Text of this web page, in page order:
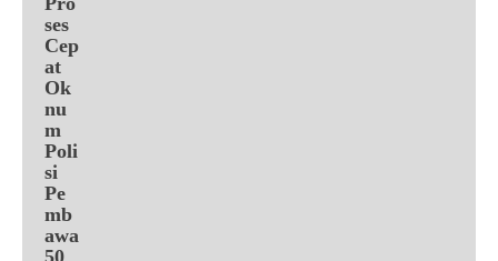
ses
Cep
at
Ok
nu
m
Poli
si
Pe
mb
awa
50